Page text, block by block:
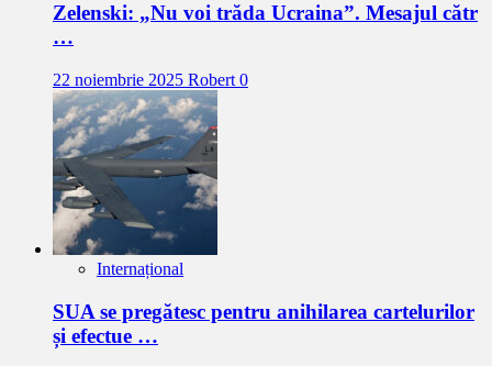
Zelenski: „Nu voi trăda Ucraina”. Mesajul cătr
…
22 noiembrie 2025 Robert 0
Internațional
SUA se pregătesc pentru anihilarea cartelurilor
și efectue …